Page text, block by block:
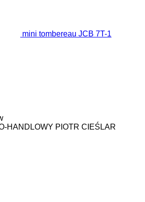
mini tombereau JCB 7T-1
HANDLOWY PIOTR CIEŚLAR